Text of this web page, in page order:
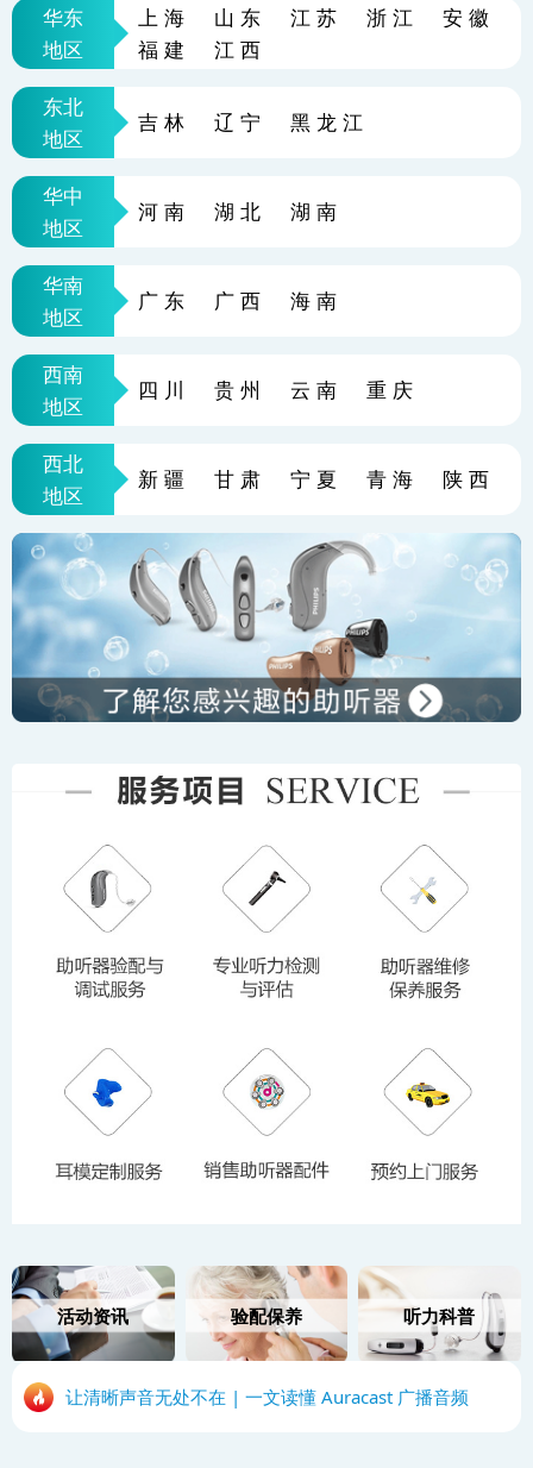
华东 上海 山东 江苏 浙江
安徽
福建
江西
地区
东北
吉林 辽宁 黑龙江
地区
华中
河南 湖北 湖南
地区
华南
广东 广西 海南
地区
西南
四川 贵州 云南 重庆
地区
西北
新疆 甘肃 宁夏 青海 陕西
地区
活动资讯 验配保养 听力科普
让清晰声音无处不在 | 一文读懂 Auracast 广播音频